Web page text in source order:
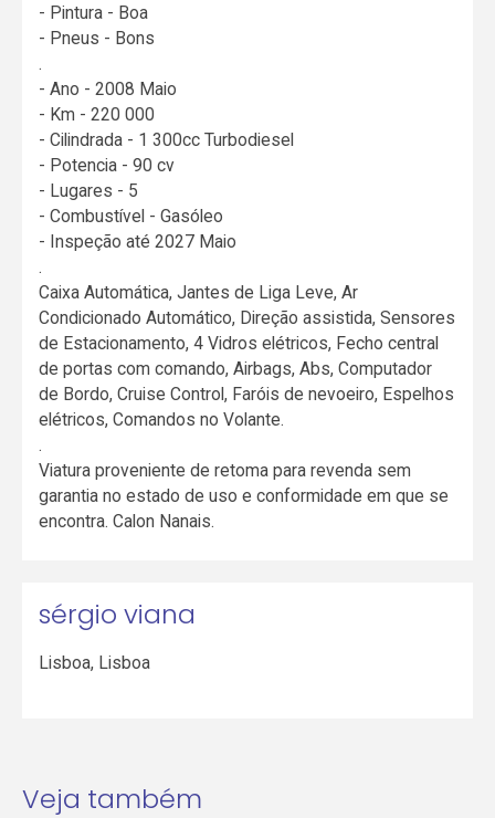
- Pintura - Boa
- Pneus - Bons
.
- Ano - 2008 Maio
- Km - 220 000
- Cilindrada - 1 300cc Turbodiesel
- Potencia - 90 cv
- Lugares - 5
- Combustível - Gasóleo
- Inspeção até 2027 Maio
.
Caixa Automática, Jantes de Liga Leve, Ar
Condicionado Automático, Direção assistida, Sensores
de Estacionamento, 4 Vidros elétricos, Fecho central
de portas com comando, Airbags, Abs, Computador
de Bordo, Cruise Control, Faróis de nevoeiro, Espelhos
elétricos, Comandos no Volante.
.
Viatura proveniente de retoma para revenda sem
garantia no estado de uso e conformidade em que se
encontra. Calon Nanais.
sérgio viana
Lisboa, Lisboa
Veja também